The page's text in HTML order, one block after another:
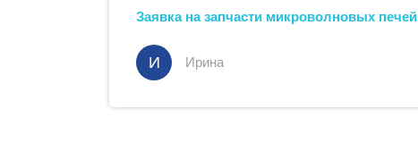
Заявка на запчасти микроволновых печей
И Ирина